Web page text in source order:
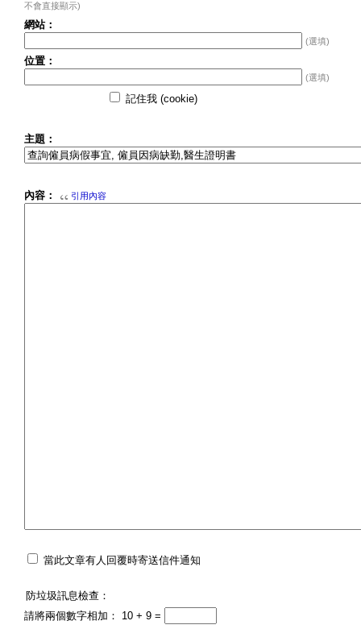
不會直接顯示)
網站：
(選填)
位置：
(選填)
記住我 (cookie)
主題：
內容： 引用內容
當此文章有人回覆時寄送信件通知
防垃圾訊息檢查：
請將兩個數字相加： 10 + 9 =